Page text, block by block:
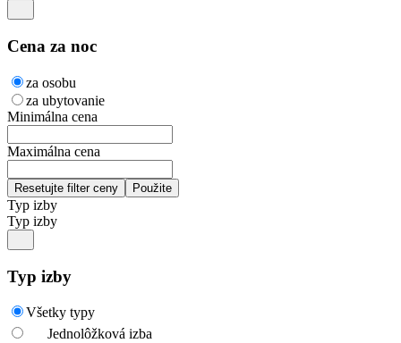
Cena za noc
za osobu
za ubytovanie
Minimálna cena
Maximálna cena
Typ izby
Typ izby
Typ izby
Všetky typy
Jednolôžková izba